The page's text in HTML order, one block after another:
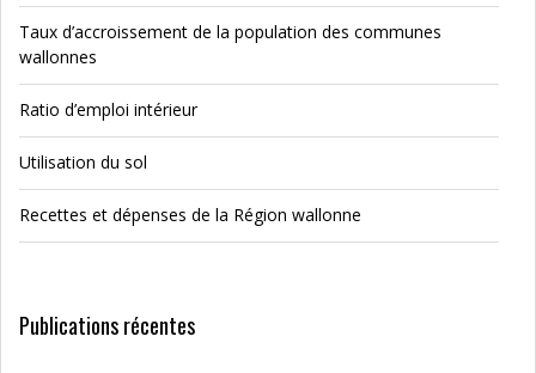
Taux d’accroissement de la population des communes
wallonnes
Ratio d’emploi intérieur
Utilisation du sol
Recettes et dépenses de la Région wallonne
Publications récentes